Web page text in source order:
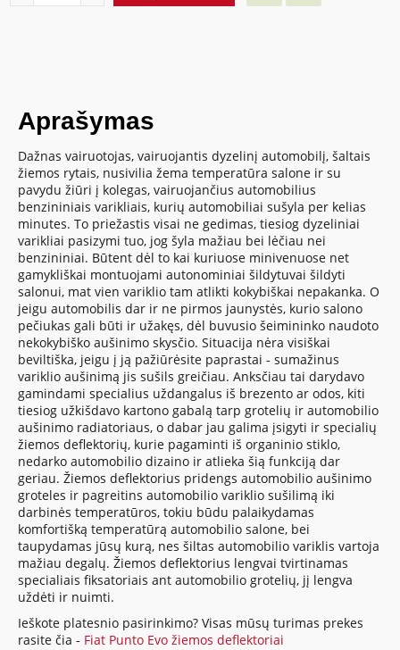
Aprašymas
Dažnas vairuotojas, vairuojantis dyzelinį automobilį, šaltais
žiemos rytais, nusivilia žema temperatūra salone ir su
pavydu žiūri į kolegas, vairuojančius automobilius
benzininiais varikliais, kurių automobiliai sušyla per kelias
minutes. To priežastis visai ne gedimas, tiesiog dyzeliniai
varikliai pasizymi tuo, jog šyla mažiau bei lėčiau nei
benzininiai. Būtent dėl to kai kuriuose minivenuose net
gamykliškai montuojami autonominiai šildytuvai šildyti
salonui, mat vien variklio tam atlikti kokybiškai nepakanka. O
jeigu automobilis dar ir ne pirmos jaunystės, kurio salono
pečiukas gali būti ir užakęs, dėl buvusio šeimininko naudoto
nekokybiško aušinimo skysčio. Situacija nėra visiškai
beviltiška, jeigu į ją pažiūrėsite paprastai - sumažinus
variklio aušinimą jis sušils greičiau. Anksčiau tai darydavo
gamindami specialius uždangalus iš brezento ar odos, kiti
tiesiog užkišdavo kartono gabalą tarp grotelių ir automobilio
aušinimo radiatoriaus, o dabar jau galima įsigyti ir specialių
žiemos deflektorių, kurie pagaminti iš organinio stiklo,
nedarko automobilio dizaino ir atlieka šią funkciją dar
geriau. Žiemos deflektorius pridengs automobilio aušinimo
groteles ir pagreitins automobilio variklio sušilimą iki
darbinės temperatūros, tokiu būdu palaikydamas
komfortišką temperatūrą automobilio salone, bei
taupydamas jūsų kurą, nes šiltas automobilio variklis vartoja
mažiau degalų. Žiemos deflektorius lengvai tvirtinamas
specialiais fiksatoriais ant automobilio grotelių, jį lengva
uždėti ir nuimti.
Ieškote platesnio pasirinkimo? Visas mūsų turimas prekes
rasite čia - Fiat Punto Evo žiemos deflektoriai